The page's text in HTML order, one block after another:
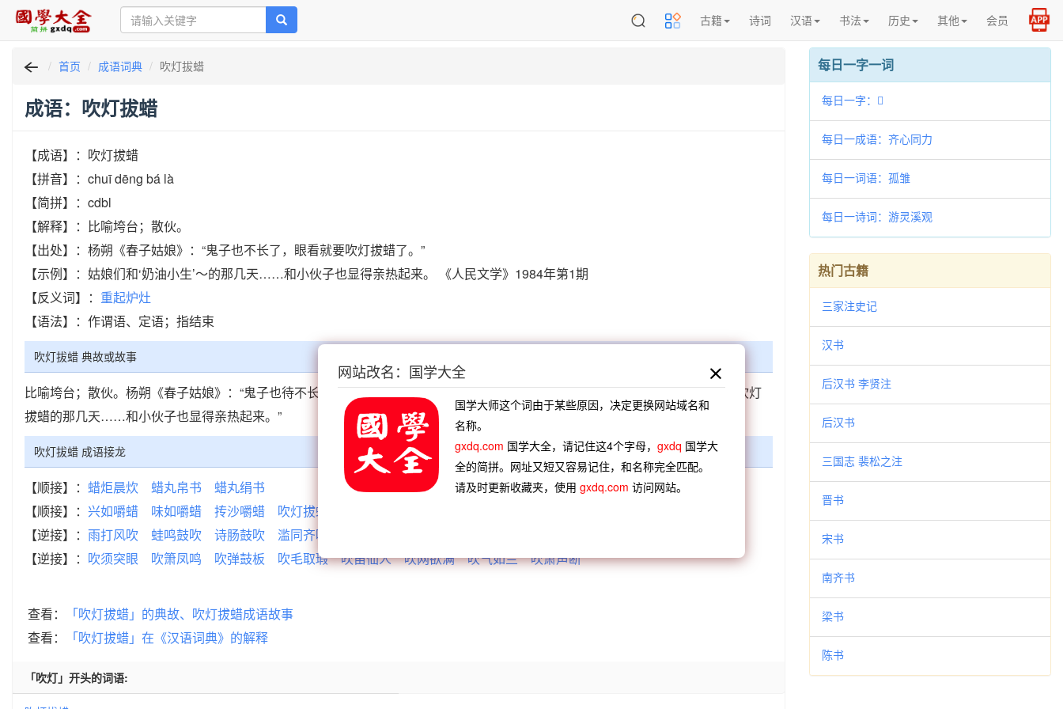
古籍 诗词 汉语 书法 历史 其他 会员
首页 成语词典 吹灯拔蜡
成语：吹灯拔蜡
【成语】：吹灯拔蜡
【拼音】：chuī dēng bá là
【简拼】：cdbl
【解释】：比喻垮台；散伙。
【出处】：杨朔《春子姑娘》：“鬼子也不长了，眼看就要吹灯拔蜡了。”
【示例】：姑娘们和‘奶油小生’～的那几天……和小伙子也显得亲热起来。 《人民文学》1984年第1期
【反义词】： 重起炉灶
【语法】：作谓语、定语；指结束
吹灯拔蜡 典故或故事
比喻垮台；散伙。杨朔《春子姑娘》：“鬼子也待不长了，眼看就要吹灯拔蜡了。”《人民文学》1984年第1期：“姑娘和‘奶油小生’吹灯
拔蜡的那几天……和小伙子也显得亲热起来。”
吹灯拔蜡 成语接龙
【顺接】： 蜡炬晨炊 蜡丸帛书
蜡丸绢书
【顺接】： 兴如嚼蜡 味如嚼蜡 抟沙嚼蜡 吹灯拔蜡
【逆接】： 雨打风吹 蛙鸣鼓吹 诗肠鼓吹 滥同齐吹
【逆接】： 吹须突眼 吹箫凤鸣 吹弹鼓板 吹毛取瑕 吹笛仙人 吹网欲满 吹气如兰 吹箫声断
查看：
「吹灯拔蜡」的典故、吹灯拔蜡成语故事
查看：
「吹灯拔蜡」在《汉语词典》的解释
「吹灯」开头的词语:
每日一字一词
每日一字：𪋐
每日一成语：齐心同力
每日一词语：孤雏
每日一诗词：游灵溪观
热门古籍
三家注史记
汉书
后汉书 李贤注
后汉书
三国志 裴松之注
晋书
宋书
南齐书
梁书
陈书
网站改名：国学大全
国学大师这个词由于某些原因，决定更换网站域名和
名称。
gxdq.com 国学大全，请记住这4个字母， gxdq 国学大
全的简拼。网址又短又容易记住，和名称完全匹配。
请及时更新收藏夹，使用 gxdq.com 访问网站。